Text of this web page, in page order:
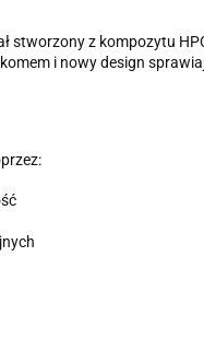
stworzony z kompozytu
i nowy design